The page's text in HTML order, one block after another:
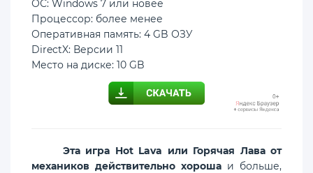
ОС: Windows 7 или новее
Процессор: более менее
Оперативная память: 4 GB ОЗУ
DirectX: Версии 11
Место на диске: 10 GB
Эта игра Hot Lava или Горячая Лава от
механиков действительно хороша и больше,